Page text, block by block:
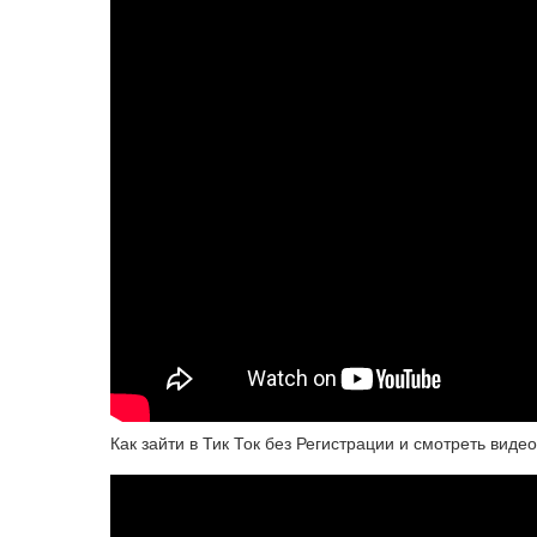
Как зайти в Тик Ток без Регистрации и смотреть